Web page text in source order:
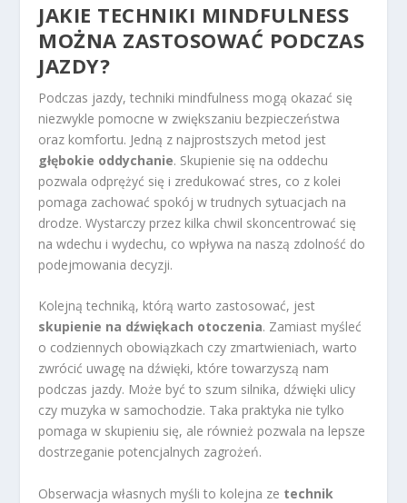
JAKIE TECHNIKI MINDFULNESS
MOŻNA ZASTOSOWAĆ PODCZAS
JAZDY?
Podczas jazdy, techniki mindfulness mogą okazać się
niezwykle pomocne w zwiększaniu bezpieczeństwa
oraz komfortu. Jedną z najprostszych metod jest
głębokie oddychanie. Skupienie się na oddechu
pozwala odprężyć się i zredukować stres, co z kolei
pomaga zachować spokój w trudnych sytuacjach na
drodze. Wystarczy przez kilka chwil skoncentrować się
na wdechu i wydechu, co wpływa na naszą zdolność do
podejmowania decyzji.
Kolejną techniką, którą warto zastosować, jest
skupienie na dźwiękach otoczenia. Zamiast myśleć
o codziennych obowiązkach czy zmartwieniach, warto
zwrócić uwagę na dźwięki, które towarzyszą nam
podczas jazdy. Może być to szum silnika, dźwięki ulicy
czy muzyka w samochodzie. Taka praktyka nie tylko
pomaga w skupieniu się, ale również pozwala na lepsze
dostrzeganie potencjalnych zagrożeń.
Obserwacja własnych myśli to kolejna ze technik